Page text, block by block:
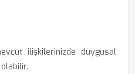
ilişkilerinizde duygusal